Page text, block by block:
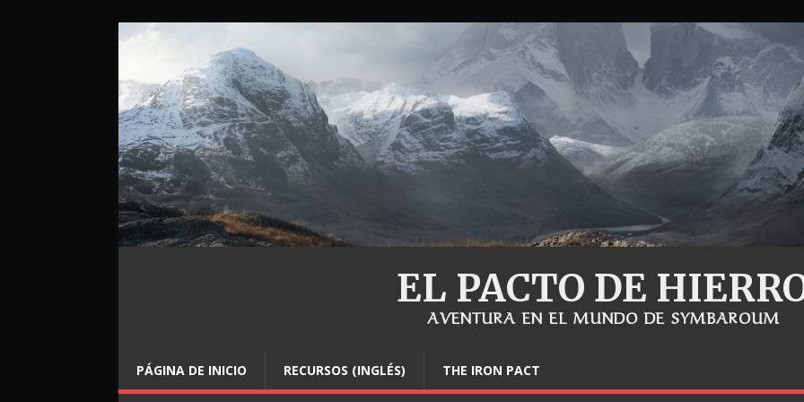
EL PACTO DE
AVENTURA EN EL MUNDO DE SYMBAROUM
PÁGINA DE INICIO RECURSOS (INGLÉS) THE IRON PACT